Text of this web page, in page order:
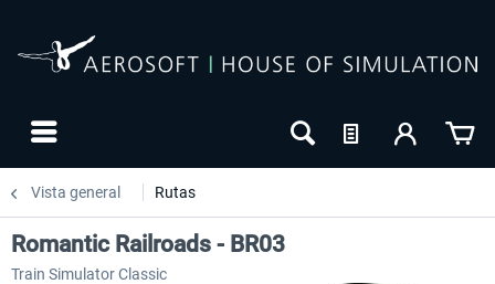
Vista general Rutas
Romantic Railroads - BR03
Train Simulator Classic